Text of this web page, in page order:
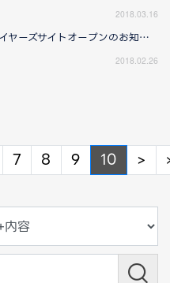
2018.03.16
『ラテール』 プレイヤーズサイトオープンのお知らせ
2018.02.26
7 8 9 10 >